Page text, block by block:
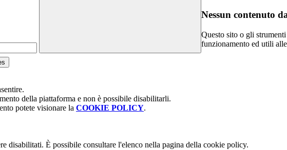
Nessun contenuto
Questo sito o gli
funzionamento ed utili
della piattaforma e non è possibile disabilitarli.
potete visionare la COOKIE POLICY.
disabilitati. È possibile consultare l'elenco nella pagina della cookie policy.